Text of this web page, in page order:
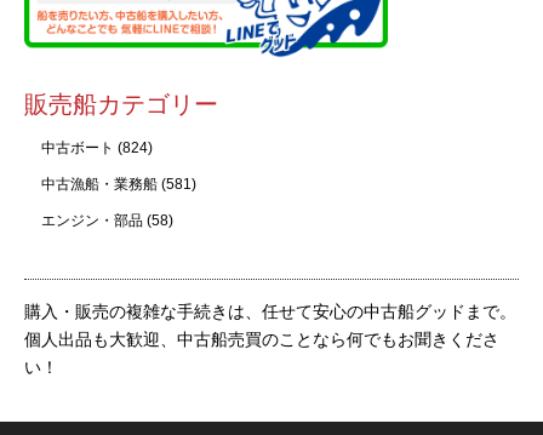
販売船カテゴリー
中古ボート (824)
中古漁船・業務船 (581)
エンジン・部品 (58)
購入・販売の複雑な手続きは、任せて安心の中古船グッドまで。
個人出品も大歓迎、中古船売買のことなら何でもお聞きくださ
い！